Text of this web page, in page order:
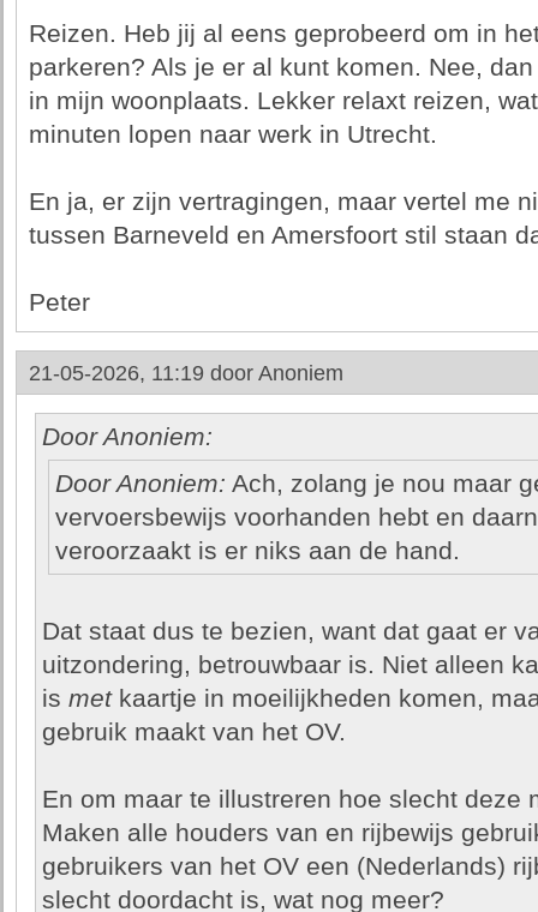
Reizen. Heb jij al eens geprobeerd om in
parkeren? Als je er al kunt komen. Nee,
in mijn woonplaats. Lekker relaxt reizen,
minuten lopen naar werk in Utrecht.
En ja, er zijn vertragingen, maar vertel me
tussen Barneveld en Amersfoort stil staan
Peter
21-05-2026, 11:19 door Anoniem
Door Anoniem:
Door Anoniem: Ach, zolang je nou maar
vervoersbewijs voorhanden hebt en
veroorzaakt is er niks aan de hand.
Dat staat dus te bezien, want dat gaat er
uitzondering, betrouwbaar is. Niet alleen
is metkaartje in moeilijkheden komen,
gebruik maakt van het OV.
En om maar te illustreren hoe slecht deze
Maken alle houders van en rijbewijs
gebruikers van het OV een (Nederlands)
slecht doordacht is, wat nog meer?